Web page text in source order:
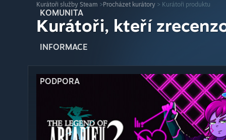
KOMUNITA
INFORMACE
PODPORA
Kurátoři služby Steam >Procházet kurátory > Kurátoři produktu
Kurátoři, kteří